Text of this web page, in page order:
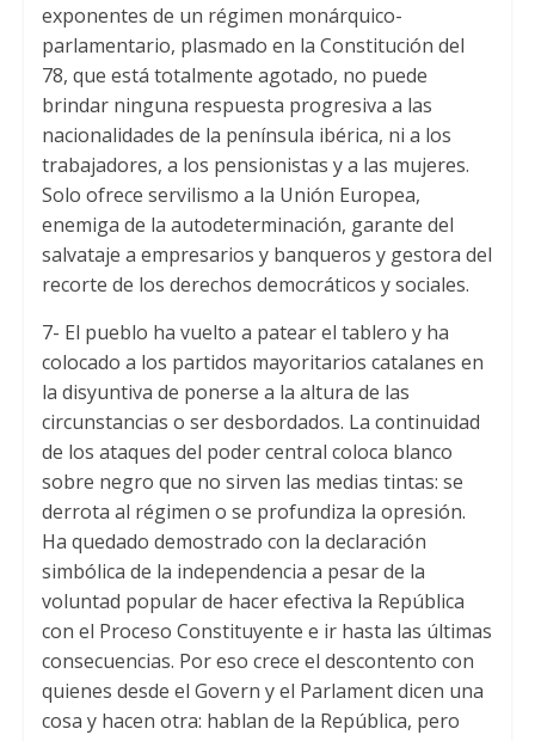
exponentes de un régimen monárquico-
parlamentario, plasmado en la Constitución del
78, que está totalmente agotado, no puede
brindar ninguna respuesta progresiva a las
nacionalidades de la península ibérica, ni a los
trabajadores, a los pensionistas y a las mujeres.
Solo ofrece servilismo a la Unión Europea,
enemiga de la autodeterminación, garante del
salvataje a empresarios y banqueros y gestora del
recorte de los derechos democráticos y sociales.
7- El pueblo ha vuelto a patear el tablero y ha
colocado a los partidos mayoritarios catalanes en
la disyuntiva de ponerse a la altura de las
circunstancias o ser desbordados. La continuidad
de los ataques del poder central coloca blanco
sobre negro que no sirven las medias tintas: se
derrota al régimen o se profundiza la opresión.
Ha quedado demostrado con la declaración
simbólica de la independencia a pesar de la
voluntad popular de hacer efectiva la República
con el Proceso Constituyente e ir hasta las últimas
consecuencias. Por eso crece el descontento con
quienes desde el Govern y el Parlament dicen una
cosa y hacen otra: hablan de la República, pero